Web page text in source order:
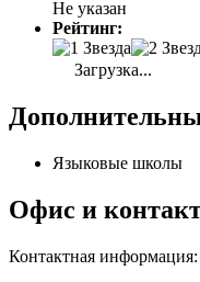
Не указан
Рейтинг:
Загрузка...
Языковые школы
Офис и
Контактная информация: